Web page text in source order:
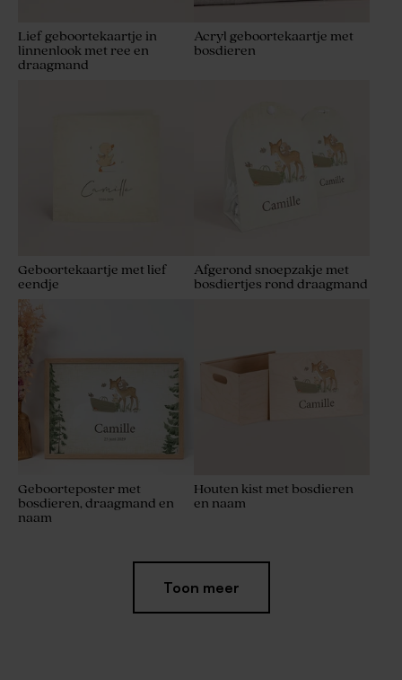
Lief geboortekaartje in
linnenlook met ree en
draagmand
Acryl geboortekaartje met
bosdieren
Geboortekaartje met lief
eendje
Afgerond snoepzakje met
bosdiertjes rond draagmand
Geboorteposter met
bosdieren, draagmand en
naam
Houten kist met bosdieren
en naam
Toon meer